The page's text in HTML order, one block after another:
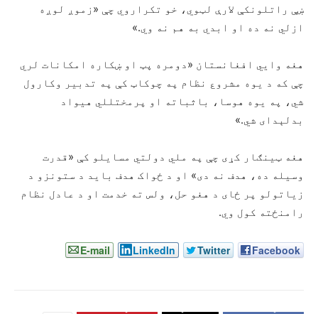
ښې راتلونکې لارې لټوي، خو تکراروي چې «زموږ لوږه
ازلي نه ده او ابدي به هم نه وي.»
هغه وايي افغانستان «دومره پټ او ښکاره امکانات لري
چې که د یوه مشروع نظام په چوکاټ کې په تدبیر وکارول
شي، په یوه هوسا، باثباته او پرمختللي هیواد
بدلېدای شي.»
هغه ټینګار کړی چې په ملي دولتي مسایلو کې «قدرت
وسیله ده، هدف نه دی» او د ځواک هدف باید د ستونزو د
زیاتولو پر ځای د هغو حل، ولس ته خدمت او د عادل نظام
رامنځته کول وي.
Facebook
Twitter
LinkedIn
E-mail